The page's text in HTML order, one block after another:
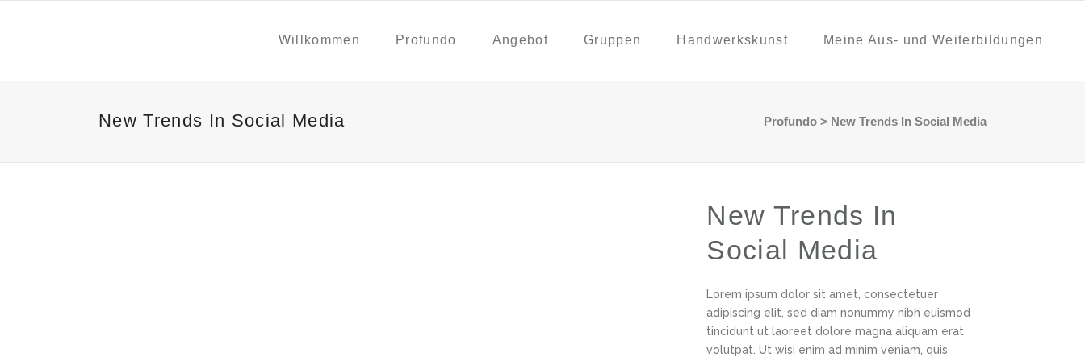
Willkommen Profundo Angebot Gruppen Handwerkskunst Meine Aus- und Weiterbildungen
New Trends In Social Media Profundo > New Trends In Social Media
New Trends In
Social Media
Lorem ipsum dolor sit amet, consectetuer
adipiscing elit, sed diam nonummy nibh euismod
tincidunt ut laoreet dolore magna aliquam erat
volutpat. Ut wisi enim ad minim veniam, quis